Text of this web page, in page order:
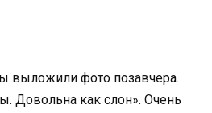
выложили фото позавчера.
Довольна как слон». Очень